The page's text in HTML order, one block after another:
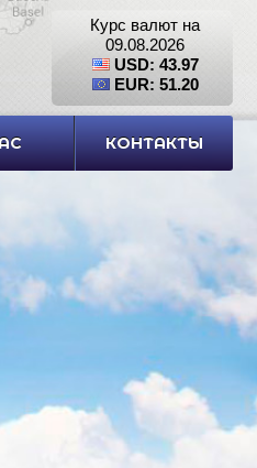
Курс валют на
09.08.2026
USD: 43.97
EUR: 51.20
КОНТАКТЫ